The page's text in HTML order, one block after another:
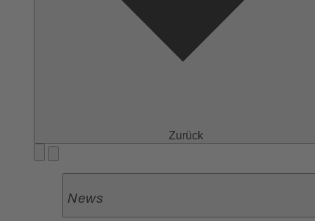
Zurück
News